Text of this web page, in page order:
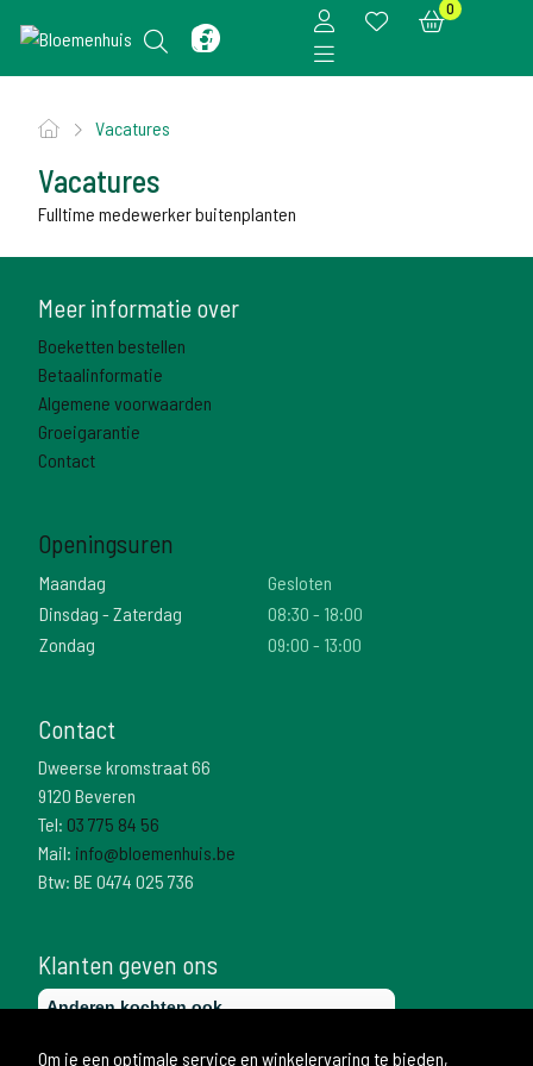
0
Vacatures
Vacatures
Fulltime medewerker buitenplanten
Meer informatie over
Boeketten bestellen
Betaalinformatie
Algemene voorwaarden
Groeigarantie
Contact
Openingsuren
Maandag
Gesloten
Dinsdag - Zaterdag
08:30 - 18:00
Zondag
09:00 - 13:00
Contact
Dweerse kromstraat 66
9120 Beveren
Tel: 03 775 84 56
Mail: info@bloemenhuis.be
Btw: BE 0474 025 736
Klanten geven ons
Om je een optimale service en winkelervaring te bieden,